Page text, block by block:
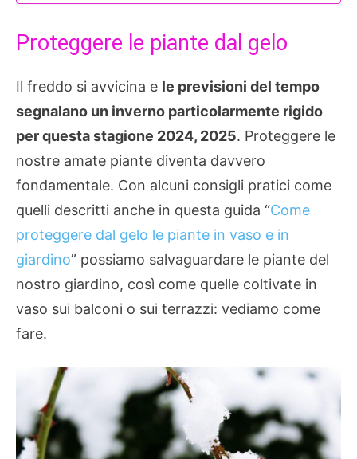
Proteggere le piante dal gelo
Il freddo si avvicina e le previsioni del tempo
segnalano un inverno particolarmente rigido
per questa stagione 2024, 2025. Proteggere le
nostre amate piante diventa davvero
fondamentale. Con alcuni consigli pratici come
quelli descritti anche in questa guida “Come
proteggere dal gelo le piante in vaso e in
giardino” possiamo salvaguardare le piante del
nostro giardino, così come quelle coltivate in
vaso sui balconi o sui terrazzi: vediamo come
fare.